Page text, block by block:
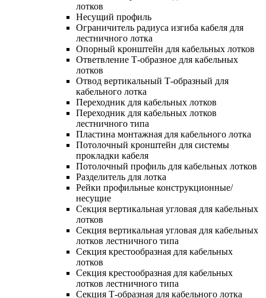
лотков
Несущий профиль
Ограничитель радиуса изгиба кабеля для
лестничного лотка
Опорный кронштейн для кабельных лотков
Ответвление Т-образное для кабельных
лотков
Отвод вертикальный Т-образный для
кабельного лотка
Переходник для кабельных лотков
Переходник для кабельных лотков
лестничного типа
Пластина монтажная для кабельного лотка
Потолочный кронштейн для системы
прокладки кабеля
Потолочный профиль для кабельных лотков
Разделитель для лотка
Рейки профильные конструкционные/
несущие
Секция вертикальная угловая для кабельных
лотков
Секция вертикальная угловая для кабельных
лотков лестничного типа
Секция крестообразная для кабельных
лотков
Секция крестообразная для кабельных
лотков лестничного типа
Секция Т-образная для кабельного лотка